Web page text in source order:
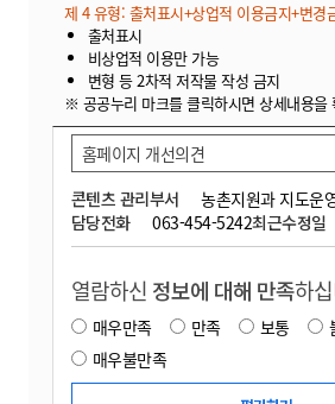
제 4 유형: 출처표시+상업적 이용금지+변경
출처표시
비상업적 이용만 가능
변형 등 2차적 저작물 작성 금지
※ 공공누리 마크를 클릭하시면 상세내용을
콘텐츠 관리부서
농촌지원과 지도운
담당전화
063-454-5242최근수정일
홈페이지 개선의견
열람하신 정보에 대해 만족하
매우만족 만족 보통
매우불만족